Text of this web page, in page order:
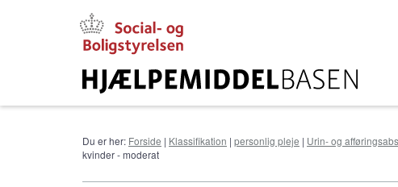
Du er her: Forside | Klassifikation | personlig pleje | Urin- og
kvinder - moderat